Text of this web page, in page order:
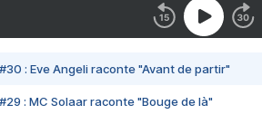
#30 : Eve Angeli raconte "Avant de partir"
#29 : MC Solaar raconte "Bouge de là"